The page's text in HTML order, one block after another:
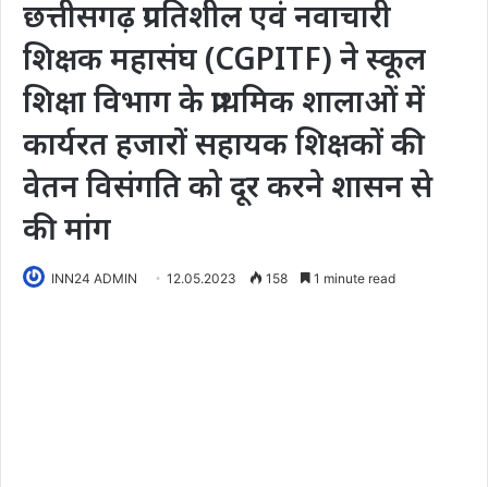
छत्तीसगढ़ प्रगतिशील एवं नवाचारी
शिक्षक महासंघ (CGPITF) ने स्कूल
शिक्षा विभाग के प्राथमिक शालाओं में
कार्यरत हजारों सहायक शिक्षकों की
वेतन विसंगति को दूर करने शासन से
की मांग
INN24 ADMIN 12.05.2023 158 1 minute read